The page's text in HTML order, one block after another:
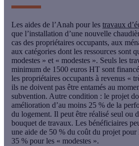
Les aides de l’Anah pour les travaux
que l’installation d’une nouvelle
cas des propriétaires occupants, aux
aux catégories dont les ressources sont
modestes » et « modestes ». Seuls les
minimum de 1500 euros HT sont
les propriétaires occupants à revenus «
ils ne doivent pas être entamés au
subvention. Autre condition : le projet
amélioration d’au moins 25 % de la
du logement. Il peut être réalisé seul ou
bouquet de travaux. Les bénéficiaires
une aide de 50 % du coût du projet pour
35 % pour les « modestes ».